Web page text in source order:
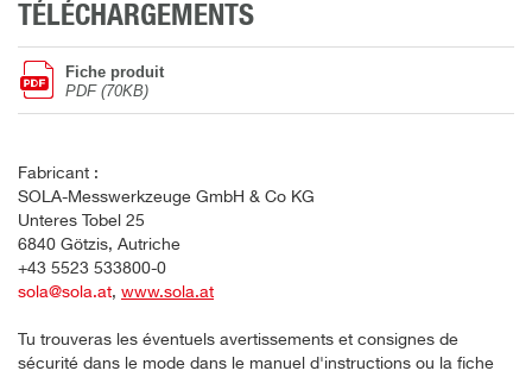
TÉLÉCHARGEMENTS
Fiche produit
PDF (70KB)
Fabricant :
SOLA-Messwerkzeuge GmbH & Co KG
Unteres Tobel 25
6840 Götzis, Autriche
+43 5523 533800-0
sola@sola.at, www.sola.at
Tu trouveras les éventuels avertissements et consignes de
sécurité dans le mode dans le manuel d'instructions ou la fiche